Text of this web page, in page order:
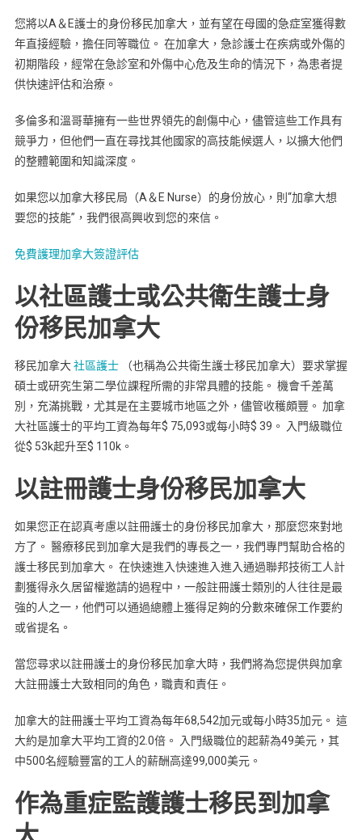
您將以A＆E護士的身份移民加拿大，並有望在母國的急症室獲得數
年直接經驗，擔任同等職位。 在加拿大，急診護士在疾病或外傷的
初期階段，經常在急診室和外傷中心危及生命的情況下，為患者提
供快速評估和治療。
多倫多和溫哥華擁有一些世界領先的創傷中心，儘管這些工作具有
競爭力，但他們一直在尋找其他國家的高技能候選人，以擴大他們
的整體範圍和知識深度。
如果您以加拿大移民局（A＆E Nurse）的身份放心，則“加拿大想
要您的技能”，我們很高興收到您的來信。
免費護理加拿大簽證評估
以社區護士或公共衛生護士身
份移民加拿大
移民加拿大社區護士（也稱為公共衛生護士移民加拿大）要求掌握
碩士或研究生第二學位課程所需的非常具體的技能。 機會千差萬
別，充滿挑戰，尤其是在主要城市地區之外，儘管收穫頗豐。 加拿
大社區護士的平均工資為每年$ 75,093或每小時$ 39。 入門級職位
從$ 53k起升至$ 110k。
以註冊護士身份移民加拿大
如果您正在認真考慮以註冊護士的身份移民加拿大，那麼您來對地
方了。 醫療移民到加拿大是我們的專長之一，我們專門幫助合格的
護士移民到加拿大。 在快速進入快速進入進入通過聯邦技術工人計
劃獲得永久居留權邀請的過程中，一般註冊護士類別的人往往是最
強的人之一，他們可以通過總體上獲得足夠的分數來確保工作要約
或省提名。
當您尋求以註冊護士的身份移民加拿大時，我們將為您提供與加拿
大註冊護士大致相同的角色，職責和責任。
加拿大的註冊護士平均工資為每年68,542加元或每小時35加元。 這
大約是加拿大平均工資的2.0倍。 入門級職位的起薪為49美元，其
中500名經驗豐富的工人的薪酬高達99,000美元。
作為重症監護護士移民到加拿